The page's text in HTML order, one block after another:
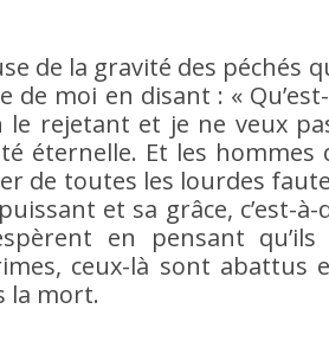
de la gravité des péchés
moi en disant : «
rejetant et je ne veux
éternelle. Et les hommes
de toutes les lourdes
et sa grâce, c’est-à-
en pensant
ceux-là sont abattus
la mort.